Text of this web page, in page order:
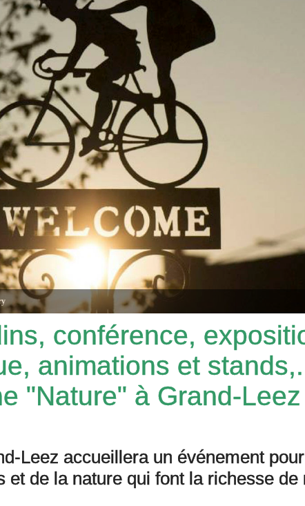
conférence,
animations et
"Nature" à Grand-Leez
Leez accueillera un événement
et de la nature qui font la richesse de